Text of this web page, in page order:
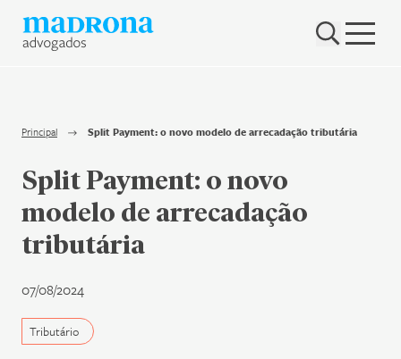
Hub Madrona
Proteção e Privacidade de dados
Contato
Newsletter
Principal Split Payment: o novo modelo de arrecadação tributária
Split Payment: o novo
modelo de arrecadação
tributária
07/08/2024
Tributário